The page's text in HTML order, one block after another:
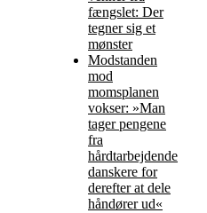
fængslet: Der
tegner sig et
mønster
Modstanden
mod
momsplanen
vokser: »Man
tager pengene
fra
hårdtarbejdende
danskere for
derefter at dele
håndører ud«